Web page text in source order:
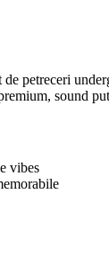
petreceri
sound
vibes